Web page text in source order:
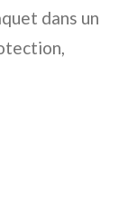
dans un